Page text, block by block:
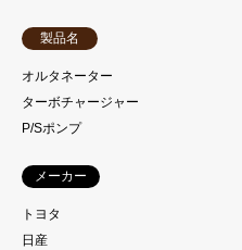
製品名
オルタネーター
ターボチャージャー
P/Sポンプ
メーカー
トヨタ
日産